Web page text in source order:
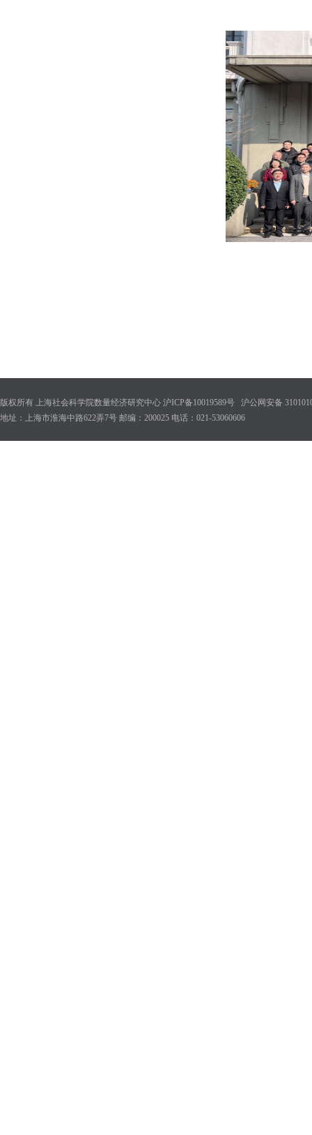
版权所有 上海社会科学院数量经济研究中心 沪ICP备10019589号 沪公网安备
地址：上海市淮海中路622弄7号 邮编：200025 电话：021-53060606